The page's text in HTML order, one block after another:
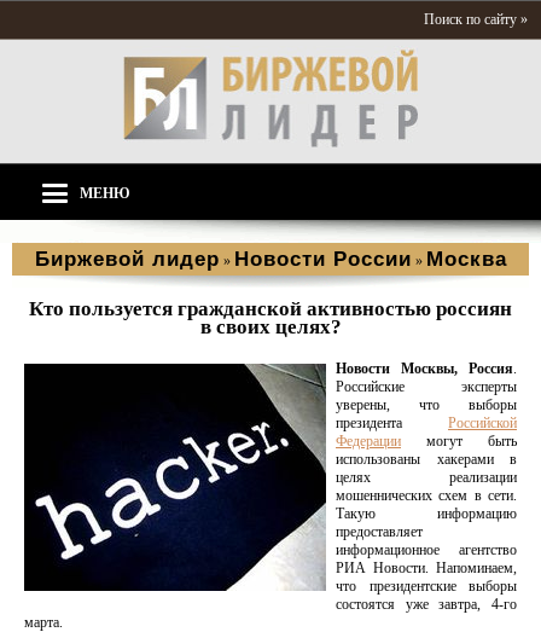
Поиск по сайту »
МЕНЮ
Биржевой лидер » Новости России » Москва
Кто пользуется гражданской активностью россиян
в своих целях?
Новости Москвы, Россия.
Российские эксперты
уверены, что выборы
президента Российской
Федерации могут быть
использованы хакерами в
целях реализации
мошеннических схем в сети.
Такую информацию
предоставляет
информационное агентство
РИА Новости. Напоминаем,
что президентские выборы
состоятся уже завтра, 4-го
марта.